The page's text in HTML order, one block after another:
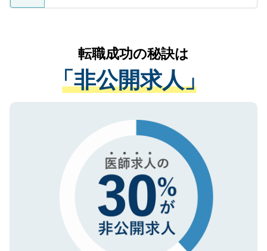
ているすべての個人データはご本人の許可
は、個人情報の取り扱いについての厳密な
管理基準を満たした事業者のみに付与され
る、プライバシーマークを取得済みです。
で、機密保持に関してもご安心ください。
かがいして、現在の医療機関の状況や紹介
経験をまじえながら、適切なアドバイスを
させていただきます。すぐにご転職をされ
ない方には、長期的なサポートが可能です
ので、まずはご登録ください。
転職成功の秘訣は
「非公開求人」